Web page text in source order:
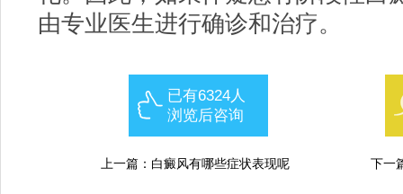
由专业医生进行确诊和治疗。
已有6324人
浏览后咨询
上一篇： 白癜风有哪些症状表现呢 下一